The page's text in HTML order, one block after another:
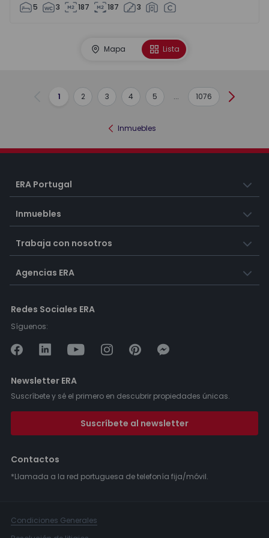
5 3 187 187 3
Mapa Lista
Anterior
1 2 3 4 5 ... 1076
Inmuebles
ERA Portugal
Inmuebles
Trabaja con nosotros
Agencias ERA
Redes Sociales ERA
Síguenos:
Newsletter ERA
Suscríbete y sé el primero en descubrir propiedades únicas.
Suscríbete al newsletter
Contactos
*Llamada a la red portuguesa de telefonía fija/móvil.
Condiciones Generales